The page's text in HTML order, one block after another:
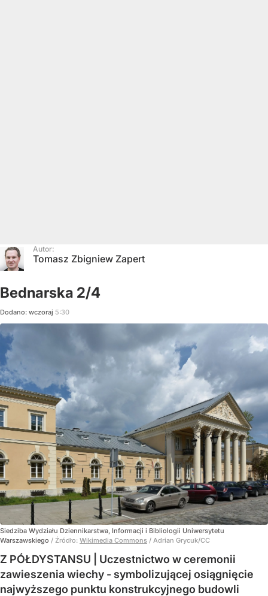
Autor:
Tomasz Zbigniew Zapert
Bednarska 2/4
Dodano: wczoraj 5:30
Siedziba Wydziału Dziennikarstwa, Informacji i Bibliologii Uniwersytetu
Warszawskiego / Źródło: Wikimedia Commons / Adrian Grycuk/CC
Z PÓŁDYSTANSU | Uczestnictwo w ceremonii
zawieszenia wiechy - symbolizującej osiągnięcie
najwyższego punktu konstrukcyjnego budowli